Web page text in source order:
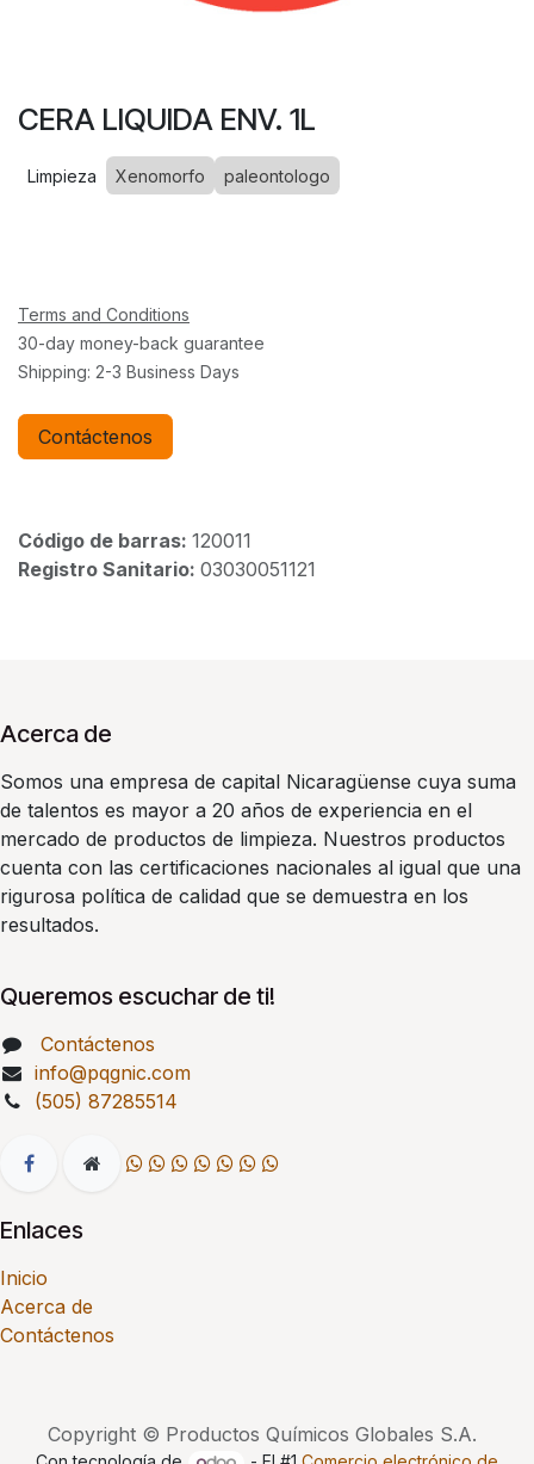
CERA LIQUIDA ENV. 1L
Limpieza Xenomorfo paleontologo
Terms and Conditions
30-day money-back guarantee
Shipping: 2-3 Business Days
Contáctenos
Código de barras: 120011
Registro Sanitario: 03030051121
Acerca de
Somos una empresa de capital Nicaragüense cuya suma
de talentos es mayor a 20 años de experiencia en el
mercado de productos de limpieza. Nuestros productos
cuenta con las certificaciones nacionales al igual que una
rigurosa política de calidad que se demuestra en los
resultados.
Queremos escuchar de ti!
Contáctenos
info@pqgnic.com
(505) 87285514
Enlaces
Inicio
Acerca de
Contáctenos
Copyright © Productos Químicos Globales S.A.